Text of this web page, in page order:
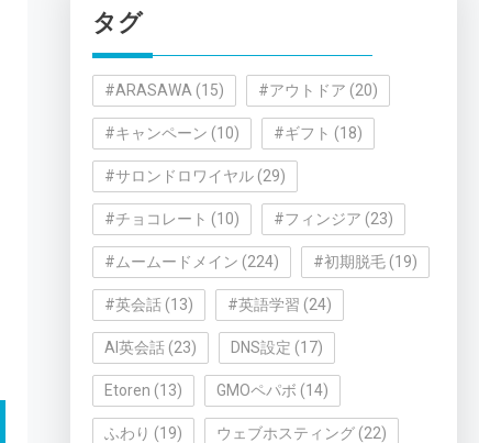
ー
タグ
#ARASAWA (15) #アウトドア (20)
#キャンペーン (10) #ギフト (18)
#サロンドロワイヤル(29)
#チョコレート (10) #フィンジア (23)
#ムームードメイン (224) #初期脱毛(19)
#英会話(13) #英語学習 (24)
AI英会話(23) DNS設定 (17)
Etoren (13) GMOペパボ (14)
ふわり (19) ウェブホスティング(22)